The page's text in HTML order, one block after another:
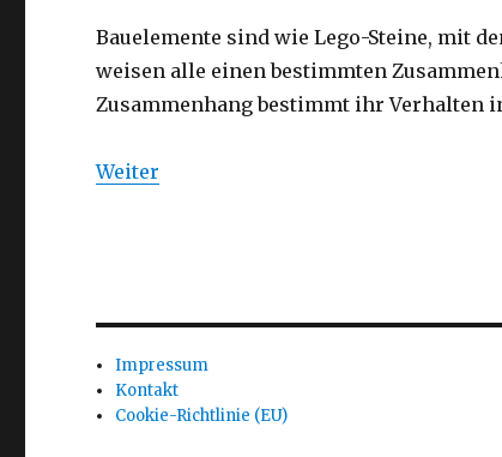
Bauelemente sind wie Lego-Steine, mit
weisen alle einen bestimmten
Zusammenhang bestimmt ihr Verhalten
Weiter
Impressum
Kontakt
Cookie-Richtlinie (EU)